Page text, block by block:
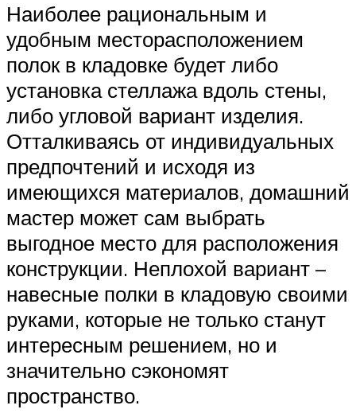
Наиболее рациональным и
удобным месторасположением
полок в кладовке будет либо
установка стеллажа вдоль стены,
либо угловой вариант изделия.
Отталкиваясь от индивидуальных
предпочтений и исходя из
имеющихся материалов, домашний
мастер может сам выбрать
выгодное место для расположения
конструкции. Неплохой вариант –
навесные полки в кладовую своими
руками, которые не только станут
интересным решением, но и
значительно сэкономят
пространство.